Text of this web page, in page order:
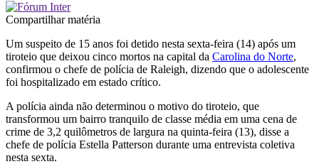
Compartilhar matéria
Um suspeito de 15 anos foi detido nesta sexta-feira (14) após um
tiroteio que deixou cinco mortos na capital da Carolina do Norte,
confirmou o chefe de polícia de Raleigh, dizendo que o adolescente
foi hospitalizado em estado crítico.
A polícia ainda não determinou o motivo do tiroteio, que
transformou um bairro tranquilo de classe média em uma cena de
crime de 3,2 quilômetros de largura na quinta-feira (13), disse a
chefe de polícia Estella Patterson durante uma entrevista coletiva
nesta sexta.